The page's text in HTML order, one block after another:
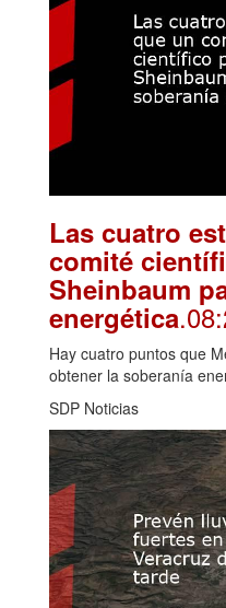
Las cuatro
comité
Sheinbaum
energética
Hay cuatro puntos que
obtener la soberanía
SDP Noticias